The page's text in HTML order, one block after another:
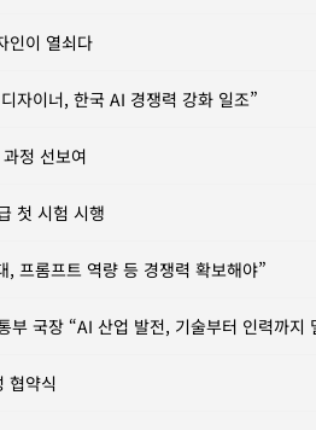
인이 열쇠다
자이너, 한국 AI 경쟁력 강화 일조”
정 선보여
첫 시험 시행
프롬프트 역량 등 경쟁력 확보해야”
부 국장 “AI 산업 발전, 기술부터 인력까지
협약식